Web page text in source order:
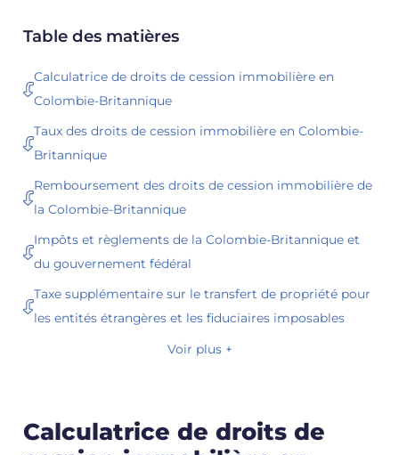
Table des matières
Calculatrice de droits de cession immobilière en
Colombie-Britannique
Taux des droits de cession immobilière en Colombie-
Britannique
Remboursement des droits de cession immobilière de
la Colombie-Britannique
Impôts et règlements de la Colombie-Britannique et
du gouvernement fédéral
Taxe supplémentaire sur le transfert de propriété pour
les entités étrangères et les fiduciaires imposables
Voir plus +
Calculatrice de droits de